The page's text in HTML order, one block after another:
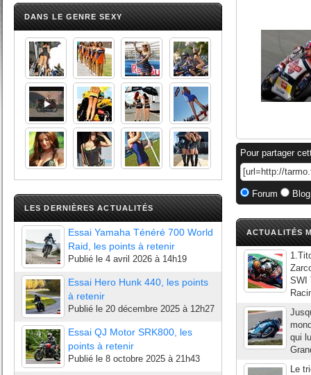
DANS LE GENRE SEXY
LES DERNIÈRES ACTUALITÉS
Essai Yamaha Ténéré 700 World
Raid, les points à retenir
Publié le 4 avril 2026 à 14h19
Essai Hero Hunk 440, les points
à retenir
Publié le 20 décembre 2025 à 12h27
Essai QJ Motor SRK800, les
points à retenir
Publié le 8 octobre 2025 à 21h43
Pour partager
Forum
ACTUALITÉS
SWI
qui
Le